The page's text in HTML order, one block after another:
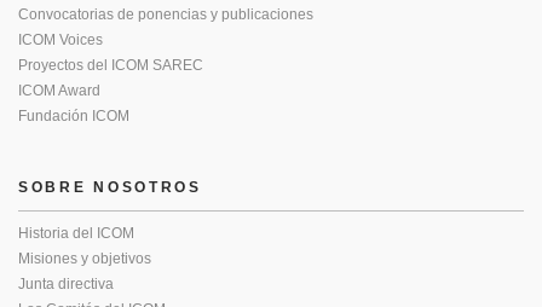
Convocatorias de ponencias y publicaciones
ICOM Voices
Proyectos del ICOM SAREC
ICOM Award
Fundación ICOM
SOBRE NOSOTROS
Historia del ICOM
Misiones y objetivos
Junta directiva